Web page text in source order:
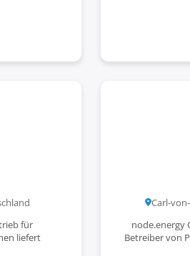
für
liefert
node.energy
Betreiber von